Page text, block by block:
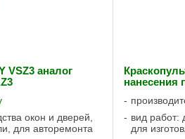
VSZ3 аналог
окон и дверей,
для авторемонта
нанесения
вид работ:
для